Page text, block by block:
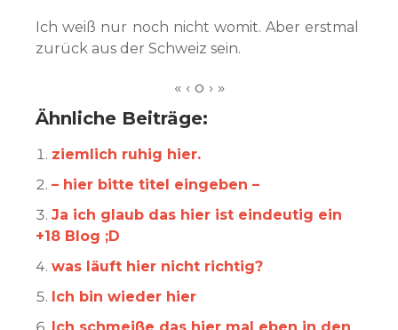
Ich weiß nur noch nicht womit. Aber erstmal
zurück aus der Schweiz sein.
Ähnliche Beiträge:
ziemlich ruhig hier.
– hier bitte titel eingeben –
Ja ich glaub das hier ist eindeutig ein
+18 Blog ;D
was läuft hier nicht richtig?
Ich bin wieder hier